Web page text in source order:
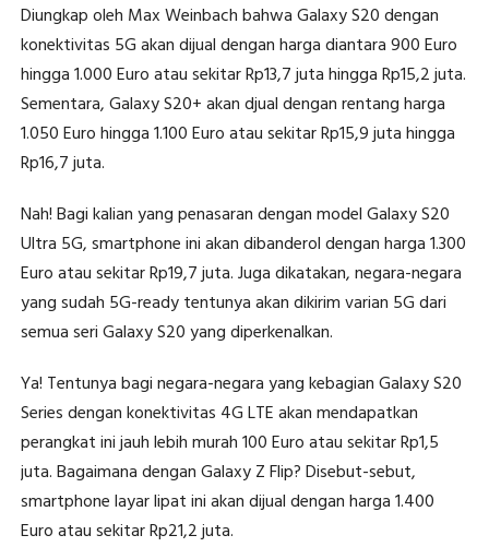
Diungkap oleh Max Weinbach bahwa Galaxy S20 dengan
konektivitas 5G akan dijual dengan harga diantara 900 Euro
hingga 1.000 Euro atau sekitar Rp13,7 juta hingga Rp15,2 juta.
Sementara, Galaxy S20+ akan djual dengan rentang harga
1.050 Euro hingga 1.100 Euro atau sekitar Rp15,9 juta hingga
Rp16,7 juta.
Nah! Bagi kalian yang penasaran dengan model Galaxy S20
Ultra 5G, smartphone ini akan dibanderol dengan harga 1.300
Euro atau sekitar Rp19,7 juta. Juga dikatakan, negara-negara
yang sudah 5G-ready tentunya akan dikirim varian 5G dari
semua seri Galaxy S20 yang diperkenalkan.
Ya! Tentunya bagi negara-negara yang kebagian Galaxy S20
Series dengan konektivitas 4G LTE akan mendapatkan
perangkat ini jauh lebih murah 100 Euro atau sekitar Rp1,5
juta. Bagaimana dengan Galaxy Z Flip? Disebut-sebut,
smartphone layar lipat ini akan dijual dengan harga 1.400
Euro atau sekitar Rp21,2 juta.